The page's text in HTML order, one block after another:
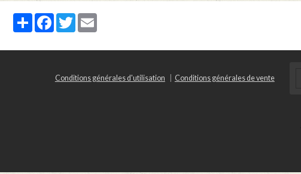
PartagerFacebook
Twitter
Conditions générales d'utilisation Conditions générales de vente